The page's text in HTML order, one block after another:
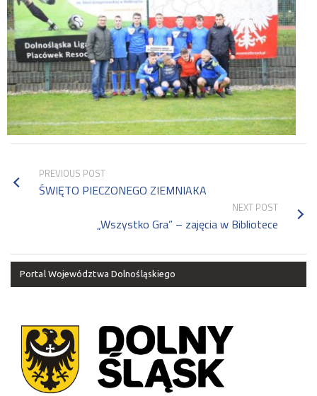
PREVIOUS POST
ŚWIĘTO PIECZONEGO ZIEMNIAKA
NEXT POST
„Wszystko Gra” – zajęcia w Bibliotece
Portal Województwa Dolnośląskiego